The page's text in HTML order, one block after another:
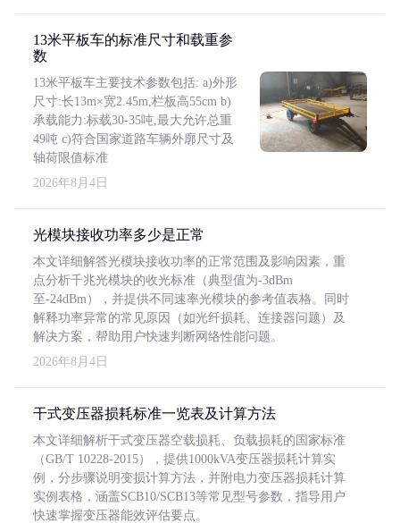
13米平板车的标准尺寸和载重参
数
13米平板车主要技术参数包括: a)外形
尺寸:长13m×宽2.45m,栏板高55cm b)
承载能力:标载30-35吨,最大允许总重
49吨 c)符合国家道路车辆外廓尺寸及
轴荷限值标准
2026年8月4日
光模块接收功率多少是正常
本文详细解答光模块接收功率的正常范围及影响因素，重
点分析千兆光模块的收光标准（典型值为-3dBm
至-24dBm），并提供不同速率光模块的参考值表格。同时
解释功率异常的常见原因（如光纤损耗、连接器问题）及
解决方案，帮助用户快速判断网络性能问题。
2026年8月4日
干式变压器损耗标准一览表及计算方法
本文详细解析干式变压器空载损耗、负载损耗的国家标准
（GB/T 10228-2015），提供1000kVA变压器损耗计算实
例，分步骤说明变损计算方法，并附电力变压器损耗计算
实例表格，涵盖SCB10/SCB13等常见型号参数，指导用户
快速掌握变压器能效评估要点。